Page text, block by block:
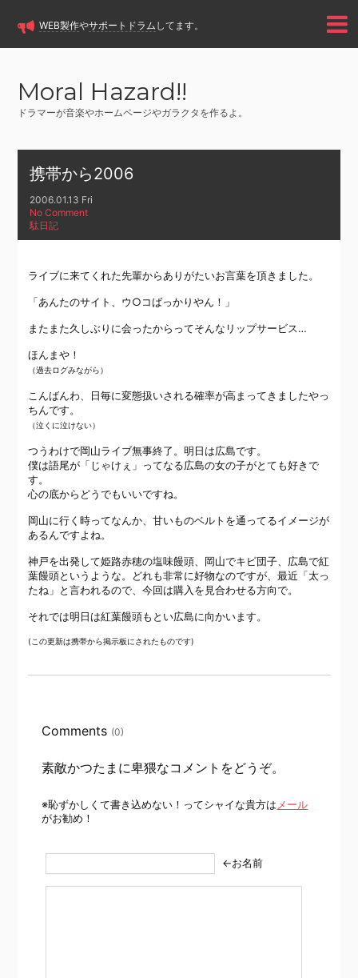
WEB製作やサポートドラム してます。
Moral Hazard!!
ドラマーが音楽やホームページやガラクタを作るよ。
携帯から2006
2006.01.13 Fri
No Comment
駄日記
ライブに来てくれた先輩からありがたいお言葉を頂きました。
「あんたのサイト、ウ○コばっかりやん！」
またまた久しぶりに会ったからってそんなリップサービス…
ほんまや！
（過去ログみながら）
こんばんわ、日毎に変態扱いされる確率が高まってきましたやっ
ちんです。
（泣くに泣けない）
つうわけで岡山ライブ無事終了。明日は広島です。
僕は語尾が「じゃけぇ」ってなる広島の女の子がとても好きで
す。
心の底からどうでもいいですね。
岡山に行く時ってなんか、甘いものベルトを通ってるイメージが
あるんですよね。
神戸を出発して姫路赤穂の塩味饅頭、岡山でキビ団子、広島で紅
葉饅頭というような。どれも非常に好物なのですが、最近「太っ
たね」と言われるので、今回は購入を見合わせる方向で。
それでは明日は紅葉饅頭もとい広島に向かいます。
(この更新は携帯から掲示板にされたものです)
Comments (0)
素敵かつたまに卑猥なコメントをどうぞ。
※恥ずかしくて書き込めない！ってシャイな貴方は メール
がお勧め！
←お名前